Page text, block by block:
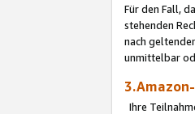
Für den Fall,
stehenden
nach
unmittelbar
Ihre